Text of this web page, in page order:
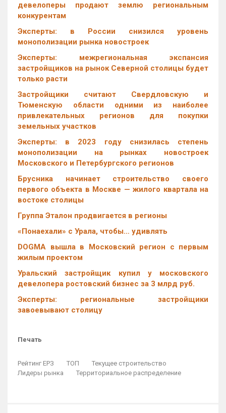
девелоперы продают землю региональным
конкурентам
Эксперты: в России снизился уровень
монополизации рынка новостроек
Эксперты: межрегиональная экспансия
застройщиков на рынок Северной столицы будет
только расти
Застройщики считают Свердловскую и
Тюменскую области одними из наиболее
привлекательных регионов для покупки
земельных участков
Эксперты: в 2023 году снизилась степень
монополизации на рынках новостроек
Московского и Петербургского регионов
Брусника начинает строительство своего
первого объекта в Москве — жилого квартала на
востоке столицы
Группа Эталон продвигается в регионы
«Понаехали» с Урала, чтобы… удивлять
DOGMA вышла в Московский регион с первым
жилым проектом
Уральский застройщик купил у московского
девелопера ростовский бизнес за 3 млрд руб.
Эксперты: региональные застройщики
завоевывают столицу
Печать
Рейтинг ЕРЗ ТОП
Текущее строительство
Лидеры рынка
Территориальное распределение